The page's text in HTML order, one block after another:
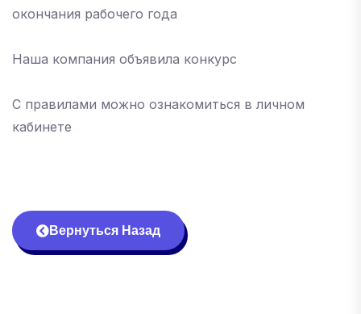
окончания рабочего года
Наша компания объявила конкурс
С правилами можно ознакомиться в личном
кабинете
Вернуться Назад